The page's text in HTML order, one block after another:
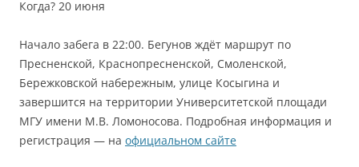
Когда? 20 июня
Начало забега в 22:00. Бегунов ждёт маршрут по
Пресненской, Краснопресненской, Смоленской,
Бережковской набережным, улице Косыгина и
завершится на территории Университетской площади
МГУ имени М.В. Ломоносова. Подробная информация и
регистрация — на официальном сайте